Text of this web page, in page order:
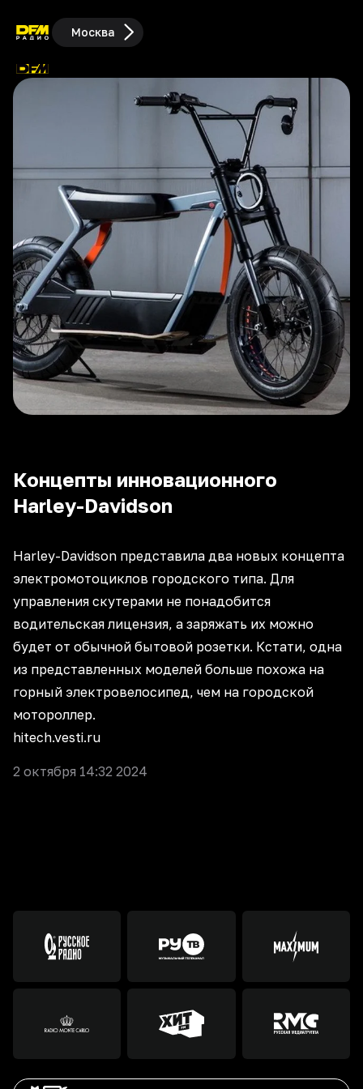
Москва
Концепты инновационного
Harley-Davidson
Harley-Davidson представила два новых концепта
электромотоциклов городского типа. Для
управления скутерами не понадобится
водительская лицензия, а заряжать их можно
будет от обычной бытовой розетки. Кстати, одна
из представленных моделей больше похожа на
горный электровелосипед, чем на городской
мотороллер.
hitech.vesti.ru
2 октября 14:32 2024